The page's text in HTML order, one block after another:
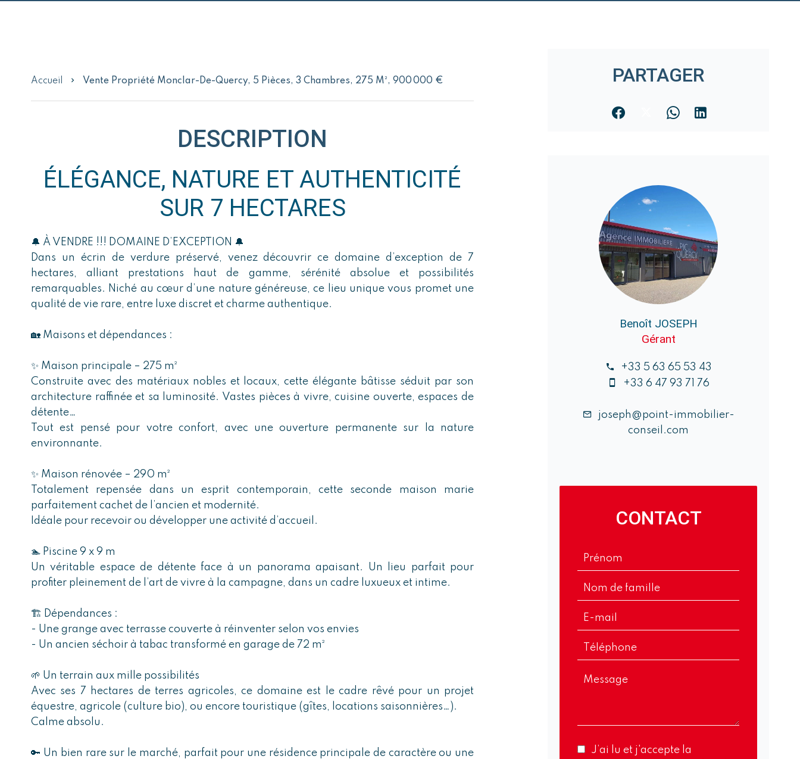
Accueil Vente Propriété Monclar-De-Quercy, 5 Pièces, 3 Chambres, 275 M², 900 000 €
DESCRIPTION
ÉLÉGANCE, NATURE ET AUTHENTICITÉ
SUR 7 HECTARES
🔔 À VENDRE !!! DOMAINE D’EXCEPTION 🔔
Dans un écrin de verdure préservé, venez découvrir ce domaine d’exception de 7
hectares, alliant prestations haut de gamme, sérénité absolue et possibilités
remarquables. Niché au cœur d’une nature généreuse, ce lieu unique vous promet une
qualité de vie rare, entre luxe discret et charme authentique.
🏡 Maisons et dépendances :
✨ Maison principale – 275 m²
Construite avec des matériaux nobles et locaux, cette élégante bâtisse séduit par son
architecture raffinée et sa luminosité. Vastes pièces à vivre, cuisine ouverte, espaces de
détente…
Tout est pensé pour votre confort, avec une ouverture permanente sur la nature
environnante.
✨ Maison rénovée – 290 m²
Totalement repensée dans un esprit contemporain, cette seconde maison marie
parfaitement cachet de l’ancien et modernité.
Idéale pour recevoir ou développer une activité d’accueil.
🏊 Piscine 9 x 9 m
Un véritable espace de détente face à un panorama apaisant. Un lieu parfait pour
profiter pleinement de l’art de vivre à la campagne, dans un cadre luxueux et intime.
🏗️ Dépendances :
- Une grange avec terrasse couverte à réinventer selon vos envies
- Un ancien séchoir à tabac transformé en garage de 72 m²
🌱 Un terrain aux mille possibilités
Avec ses 7 hectares de terres agricoles, ce domaine est le cadre rêvé pour un projet
équestre, agricole (culture bio), ou encore touristique (gîtes, locations saisonnières…).
Calme absolu.
🔑 Un bien rare sur le marché, parfait pour une résidence principale de caractère ou une
PARTAGER
Benoît JOSEPH
Gérant
+33 5 63 65 53 43
+33 6 47 93 71 76
joseph@point-immobilier-
conseil.com
CONTACT
J’ai lu et j'accepte la